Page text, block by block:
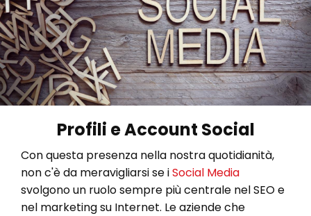
Profili e Account Social
Con questa presenza nella nostra quotidianità,
non c'è da meravigliarsi se iSocial Media
svolgono un ruolo sempre più centrale nel SEO e
nel marketing su Internet. Le aziende che